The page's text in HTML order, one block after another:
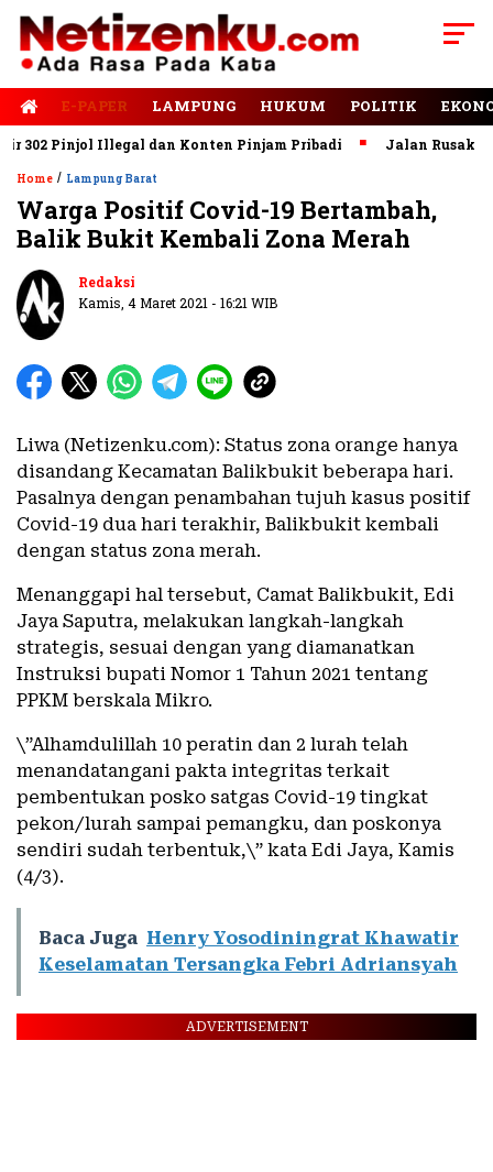
E-PAPER LAMPUNG HUKUM POLITIK
Pinjol Illegal dan Konten Pinjam Pribadi Jalan Rusak
Home / Lampung Barat
Warga Positif Covid-19 Bertambah,
Balik Bukit Kembali Zona Merah
Redaksi
Kamis, 4 Maret 2021 - 16:21 WIB
Liwa (Netizenku.com): Status zona orange hanya
disandang Kecamatan Balikbukit beberapa hari.
Pasalnya dengan penambahan tujuh kasus positif
Covid-19 dua hari terakhir, Balikbukit kembali
dengan status zona merah.
Menanggapi hal tersebut, Camat Balikbukit, Edi
Jaya Saputra, melakukan langkah-langkah
strategis, sesuai dengan yang diamanatkan
Instruksi bupati Nomor 1 Tahun 2021 tentang
PPKM berskala Mikro.
\”Alhamdulillah 10 peratin dan 2 lurah telah
menandatangani pakta integritas terkait
pembentukan posko satgas Covid-19 tingkat
pekon/lurah sampai pemangku, dan poskonya
sendiri sudah terbentuk,\” kata Edi Jaya, Kamis
(4/3).
Baca Juga Henry Yosodiningrat Khawatir
Keselamatan Tersangka Febri Adriansyah
ADVERTISEMENT